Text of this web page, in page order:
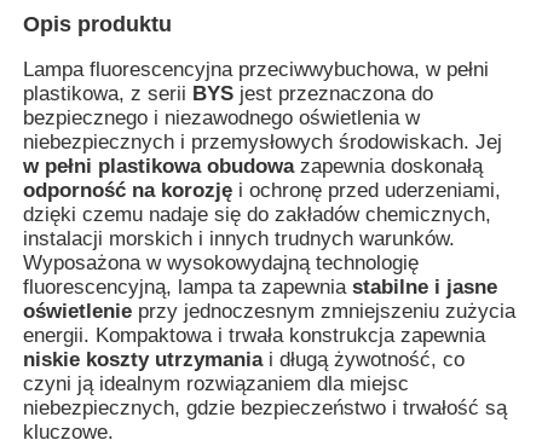
Dom
Produkty
O nas
Wycieczka po fabryce
Kontrola jakości
Skontaktuj się z nami
Opis produktu
Lampa fluorescencyjna przeciwwybuchowa, w pełni
plastikowa, z serii BYS jest przeznaczona do
bezpiecznego i niezawodnego oświetlenia w
niebezpiecznych i przemysłowych środowiskach. Jej
w pełni plastikowa obudowazapewnia doskonałą
odporność na korozję i ochronę przed uderzeniami,
dzięki czemu nadaje się do zakładów chemicznych,
instalacji morskich i innych trudnych warunków.
Wyposażona w wysokowydajną technologię
fluorescencyjną, lampa ta zapewniastabilne i jasne
oświetlenie przy jednoczesnym zmniejszeniu zużycia
energii. Kompaktowa i trwała konstrukcja zapewnia
niskie koszty utrzymaniai długą żywotność, co
czyni ją idealnym rozwiązaniem dla miejsc
niebezpiecznych, gdzie bezpieczeństwo i trwałość są
kluczowe.